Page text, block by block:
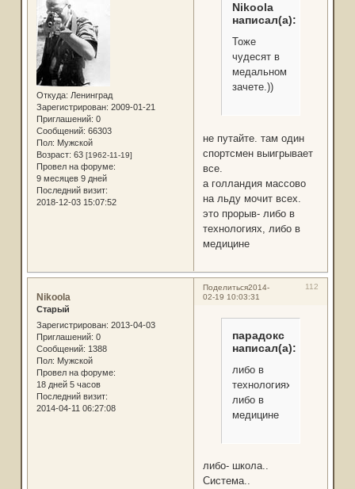
Откуда: Ленинград
Зарегистрирован: 2009-01-21
Приглашений: 0
Сообщений: 66303
Пол: Мужской
Возраст: 63 [1962-11-19]
Провел на форуме:
9 месяцев 9 дней
Последний визит:
2018-12-03 15:07:52
Nikoola
написал(а):
Тоже
чудесят в
медальном
зачете.))
не путайте. там один
спортсмен выигрывает
все.
а голландия массово
на льду мочит всех.
это прорыв- либо в
технологиях, либо в
медицине
Поделиться 112
2014-
02-19 10:03:31
Nikoola
Старый
Зарегистрирован: 2013-04-03
Приглашений: 0
Сообщений: 1388
Пол: Мужской
Провел на форуме:
18 дней 5 часов
Последний визит:
2014-04-11 06:27:08
парадокс
написал(а):
либо в
технологиях,
либо в
медицине
либо- школа..
Система..